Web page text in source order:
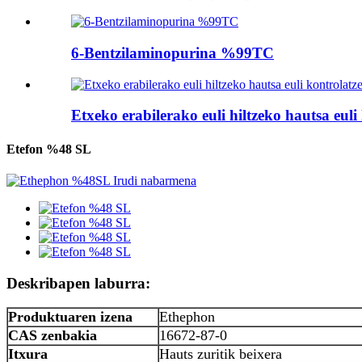
6-Bentzilaminopurina %99TC
Etxeko erabilerako euli hiltzeko hautsa
Etefon %48 SL
Deskribapen laburra:
Produktuaren izena
Ethephon
CAS zenbakia
16672-87-0
Itxura
Hauts zuritik beixera